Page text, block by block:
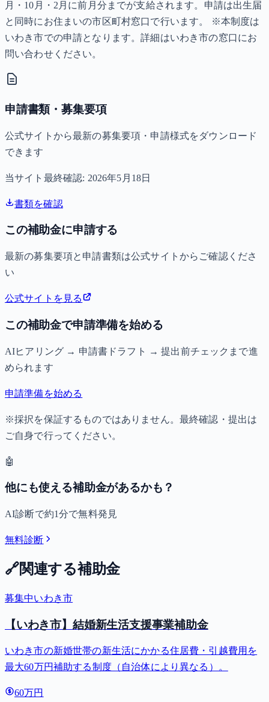
月・10月・2月に前月分までが支給されます。申請は出生届
と同時にお住まいの市区町村窓口で行います。 ※本制度は
いわき市での申請となります。詳細はいわき市の窓口にお
問い合わせください。
申請書類・募集要項
公式サイトから最新の募集要項・申請様式をダウンロード
できます
当サイト最終確認: 2026年5月18日
書類を確認
この補助金に申請する
最新の募集要項と申請書類は公式サイトからご確認くださ
い
公式サイトを見る
この補助金で申請準備を始める
AIヒアリング → 申請書ドラフト → 提出前チェックまで進
められます
申請準備を始める
※採択を保証するものではありません。最終確認・提出は
ご自身で行ってください。
🤖
他にも使える補助金があるかも？
AI診断で約1分で無料発見
無料診断
🔗関連する補助金
募集中いわき市
【いわき市】結婚新生活支援事業補助金
いわき市の新婚世帯の新生活にかかる住居費・引越費用を
最大60万円補助する制度（自治体により異なる）。
60万円